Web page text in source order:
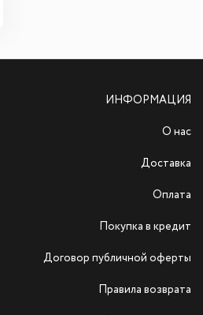
ИНФОРМАЦИЯ
О нас
Доставка
Оплата
Покупка в кредит
Договор публичной оферты
Правила возврата